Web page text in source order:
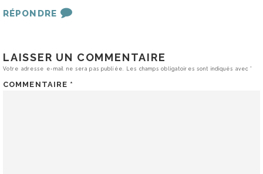
RÉPONDRE
LAISSER UN COMMENTAIRE
Votre adresse e-mail ne sera pas publiée. Les champs obligatoires sont indiqués avec*
COMMENTAIRE *